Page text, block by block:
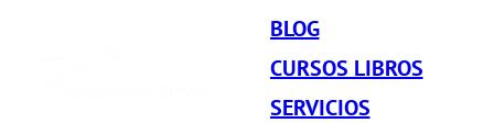
BLOG
CURSOS LIBROS
SERVICIOS